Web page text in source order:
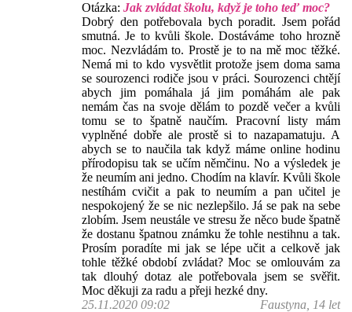
Otázka: Jak zvládat školu, když je toho teď moc?
Dobrý den potřebovala bych poradit. Jsem pořád
smutná. Je to kvůli škole. Dostáváme toho hrozně
moc. Nezvládám to. Prostě je to na mě moc těžké.
Nemá mi to kdo vysvětlit protože jsem doma sama
se sourozenci rodiče jsou v práci. Sourozenci chtějí
abych jim pomáhala já jim pomáhám ale pak
nemám čas na svoje dělám to pozdě večer a kvůli
tomu se to špatně naučím. Pracovní listy mám
vyplněné dobře ale prostě si to nazapamatuju. A
abych se to naučila tak když máme online hodinu
přírodopisu tak se učím němčinu. No a výsledek je
že neumím ani jedno. Chodím na klavír. Kvůli škole
nestíhám cvičit a pak to neumím a pan učitel je
nespokojený že se nic nezlepšilo. Já se pak na sebe
zlobím. Jsem neustále ve stresu že něco bude špatně
že dostanu špatnou známku že tohle nestihnu a tak.
Prosím poradíte mi jak se lépe učit a celkově jak
tohle těžké období zvládat? Moc se omlouvám za
tak dlouhý dotaz ale potřebovala jsem se svěřit.
Moc děkuji za radu a přeji hezké dny.
25.11.2020 09:02
Faustyna, 14 let